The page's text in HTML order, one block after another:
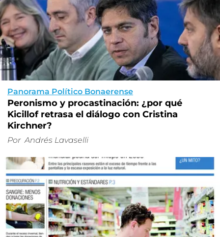
Panorama Político Bonaerense
Peronismo y procastinación: ¿por qué
Kicillof retrasa el diálogo con Cristina
Kirchner?
Por Andrés Lavaselli